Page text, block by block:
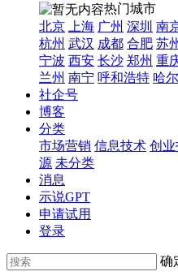
热门城市
北京
上海 广州 深圳 南
杭州 武汉 成都 合肥 苏
宁波 西安 长沙 郑州 重
兰州 南宁 呼和浩特 哈
社企号
博客
分类
市场营销 信息技术 创业
源 未分类
消息
示说GPT
申请试用
登录
确